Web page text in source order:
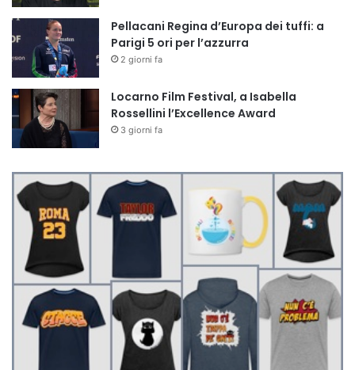
Pellacani Regina d’Europa dei tuffi: a
Parigi 5 ori per l’azzurra
2 giorni fa
Locarno Film Festival, a Isabella
Rossellini l’Excellence Award
3 giorni fa